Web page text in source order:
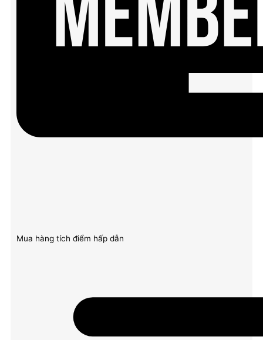
Mua hàng tích điểm hấp dẫn